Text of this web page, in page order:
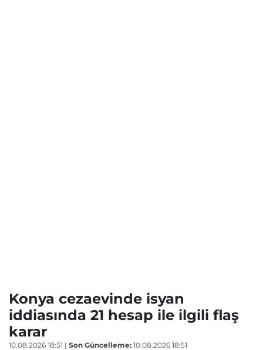
Konya cezaevinde isyan
iddiasında 21 hesap ile ilgili flaş
karar
10.08.2026 18:51 | Son Güncelleme: 10.08.2026 18:51